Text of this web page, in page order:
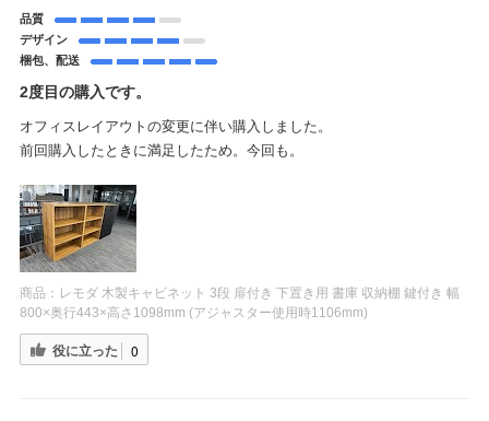
品質
デザイン
梱包、配送
2度目の購入です。
オフィスレイアウトの変更に伴い購入しました。
前回購入したときに満足したため。今回も。
商品： レモダ 木製キャビネット 3段 扉付き 下置き用 書庫 収納棚 鍵付き 幅
800×奥行443×高さ1098mm (アジャスター使用時1106mm)
役に立った 0